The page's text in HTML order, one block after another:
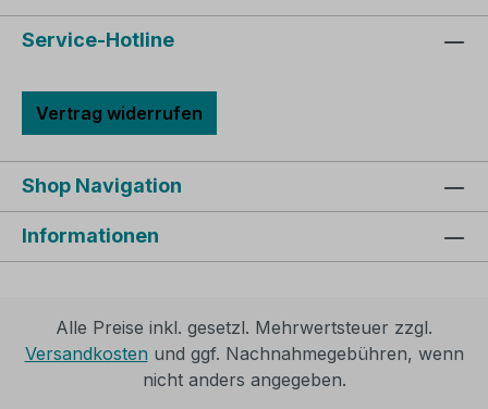
Service-Hotline
Vertrag widerrufen
Shop Navigation
Informationen
Alle Preise inkl. gesetzl. Mehrwertsteuer zzgl.
Versandkosten und ggf. Nachnahmegebühren, wenn
nicht anders angegeben.